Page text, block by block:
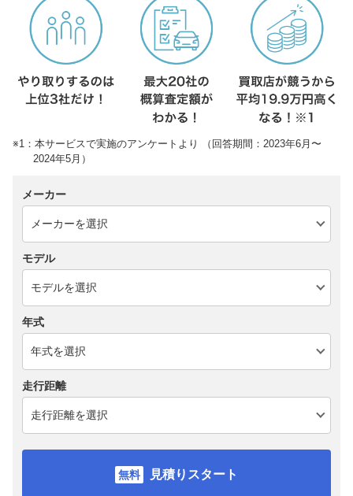
※1：本サービスで実施のアンケートより （回答期間：2023年6月〜
2024年5月）
メーカー
モデル
年式
走行距離
見積りスタート